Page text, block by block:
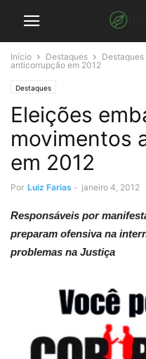
Início Destaques Destaques
anticorrupção em 2012
Destaques
Eleições
movimentos
em 2012
Por Luiz Farias - janeiro 4, 2012
Responsáveis por
preparam ofensiva na
problemas na Justiça